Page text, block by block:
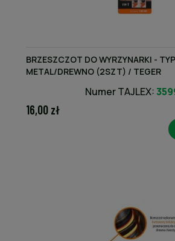
BRZESZCZOT DO WYRZYNARKI -
METAL/DREWNO (2SZT) / TEGER
Numer TAJLEX:
16,00 zł